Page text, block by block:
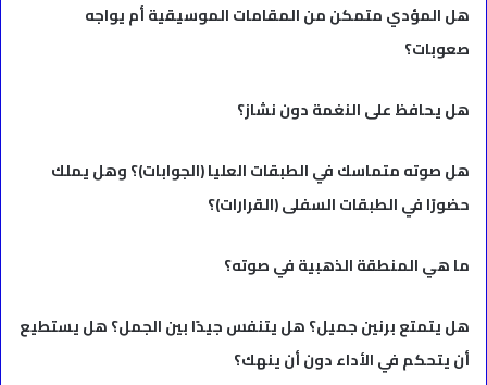
هل المؤدي متمكن من المقامات الموسيقية أم يواجه
صعوبات؟
هل يحافظ على النغمة دون نشاز؟
هل صوته متماسك في الطبقات العليا (الجوابات)؟ وهل يملك
حضورًا في الطبقات السفلى (القرارات)؟
ما هي المنطقة الذهبية في صوته؟
هل يتمتع برنين جميل؟ هل يتنفس جيدًا بين الجمل؟ هل يستطيع
أن يتحكم في الأداء دون أن ينهك؟